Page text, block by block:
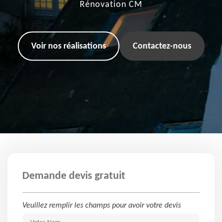
Rénovation CM
Voir nos réalisations Contactez-nous
Demande devis gratuit
Veuillez remplir les champs pour avoir votre devis